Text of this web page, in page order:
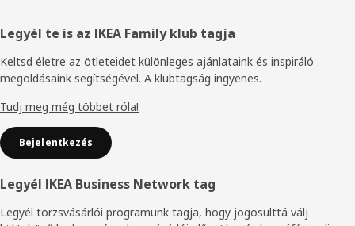
Élőláb
Legyél te is az IKEA Family klub tagja
Keltsd életre az ötleteidet különleges ajánlataink és inspiráló
megoldásaink segítségével. A klubtagság ingyenes.
Tudj meg még többet róla!
Bejelentkezés
Legyél IKEA Business Network tag
Legyél törzsvásárlói programunk tagja, hogy jogosulttá válj